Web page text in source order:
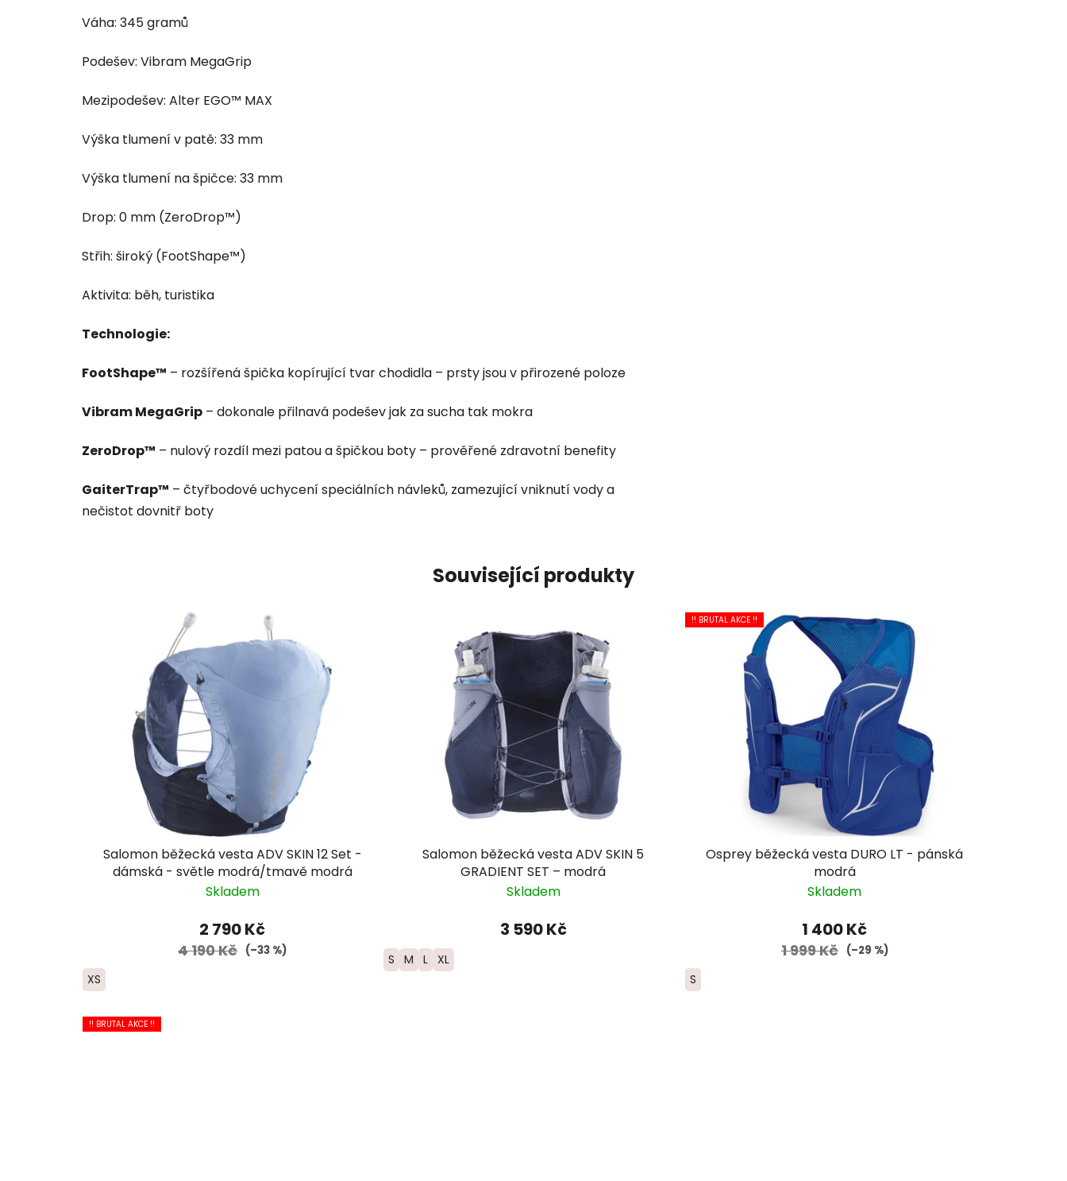
Váha: 345 gramů
Podešev: Vibram MegaGrip
Mezipodešev: Alter EGO™ MAX
Výška tlumení v patě: 33 mm
Výška tlumení na špičce: 33 mm
Drop: 0 mm (ZeroDrop™)
Střih: široký (FootShape™)
Aktivita: běh, turistika
Technologie:
FootShape™ – rozšířená špička kopírující tvar chodidla – prsty jsou v přirozené poloze
Vibram MegaGrip – dokonale přilnavá podešev jak za sucha tak mokra
ZeroDrop™ – nulový rozdíl mezi patou a špičkou boty – prověřené zdravotní benefity
GaiterTrap™ – čtyřbodové uchycení speciálních návleků, zamezující vniknutí vody a
nečistot dovnitř boty
Související produkty
Salomon běžecká vesta ADV SKIN 12 Set -
dámská - světle modrá/tmavě modrá
Skladem
2 790 Kč
4 190 Kč (–33 %)
XS
Salomon běžecká vesta ADV SKIN 5
GRADIENT SET – modrá
Skladem
3 590 Kč
S M L XL
!! BRUTAL AKCE !!
Osprey běžecká vesta DURO LT - pánská
modrá
Skladem
1 400 Kč
1 999 Kč (–29 %)
S
!! BRUTAL AKCE !!